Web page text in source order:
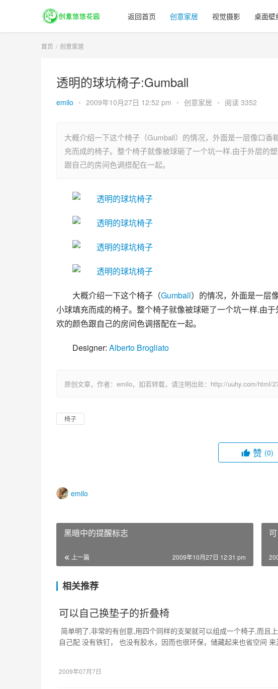
返回首页 创意家居 视觉摄影 桌面壁
首页 创意家居
透明的球坑椅子:Gumball
emilo • 2009年10月27日 12:52 pm • 创意家居 • 阅读 3352
大概介绍一下这个椅子（Gumball）的情况，外面是一层像口
充而成的椅子。整个椅子就像被球砸了一个坑一样.由于外层的
跟自己的房间色调搭配在一起。
大概介绍一下这个椅子（Gumball）的情况，外面是一层
小球填充而成的椅子。整个椅子就像被球砸了一个坑一样.由
欢的颜色跟自己的房间色调搭配在一起。
Designer: Alberto Brogliato
原创文章，作者：emilo，如若转载，请注明出处：http://uuhy.com/html/
椅子
赞 (0)
emilo
黑暗中的提醒标志
上一篇 2009年10月27日 12:31 pm
相关推荐
可以自己换垫子的折叠椅
简单明了,非常的有创意,用四个同样的支架就可以组成一个椅子,而且
自己配 没有铁钉， 也没有胶水，因而也很环保，储藏起来也省空间
2009年07月7日